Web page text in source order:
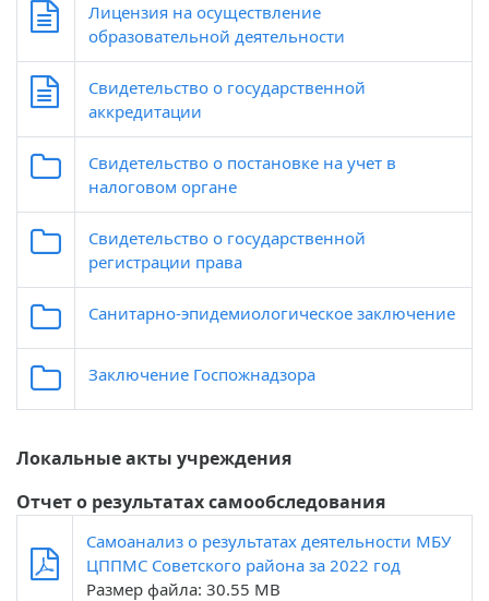
Лицензия на осуществление
образовательной деятельности
Свидетельство о государственной
аккредитации
Свидетельство о постановке на учет в
налоговом органе
Свидетельство о государственной
регистрации права
Санитарно-эпидемиологическое заключение
Заключение Госпожнадзора
Локальные акты учреждения
Отчет о результатах самообследования
Самоанализ о результатах деятельности МБУ
ЦППМС Советского района за 2022 год
Размер файла: 30.55 MB